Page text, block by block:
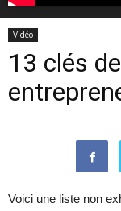
Vidéo
13 clés
Voici une liste non